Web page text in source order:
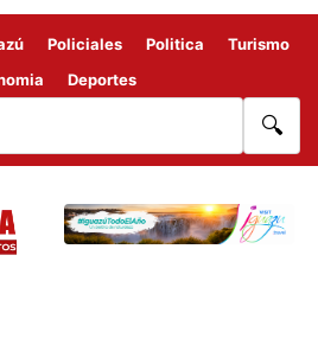
Policiales Politica
Turismo
Deportes
🔍